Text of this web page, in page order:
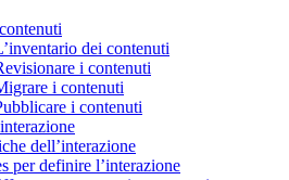
dei contenuti
i contenuti
i contenuti
i contenuti
dell’interazione
per definire l’interazione